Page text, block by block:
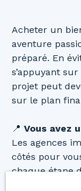
Acheter un
aventure
préparé. En
s’appuyant
projet peut
sur le plan
📍 Vous avez
Les agences
côtés pour
chaque étape